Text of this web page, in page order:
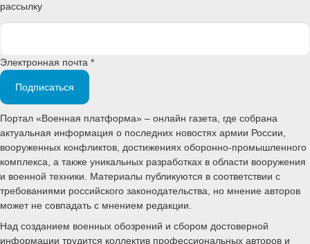
рассылку
Электронная почта *
Подписаться
Портал «Военная платформа» – онлайн газета, где собрана
актуальная информация о последних новостях армии России,
вооруженных конфликтов, достижениях оборонно-промышленного
комплекса, а также уникальных разработках в области вооружения
и военной техники. Материалы публикуются в соответствии с
требованиями российского законодательства, но мнение авторов
может не совпадать с мнением редакции.
Над созданием военных обозрений и сбором достоверной
информации трудится коллектив профессиональных авторов и